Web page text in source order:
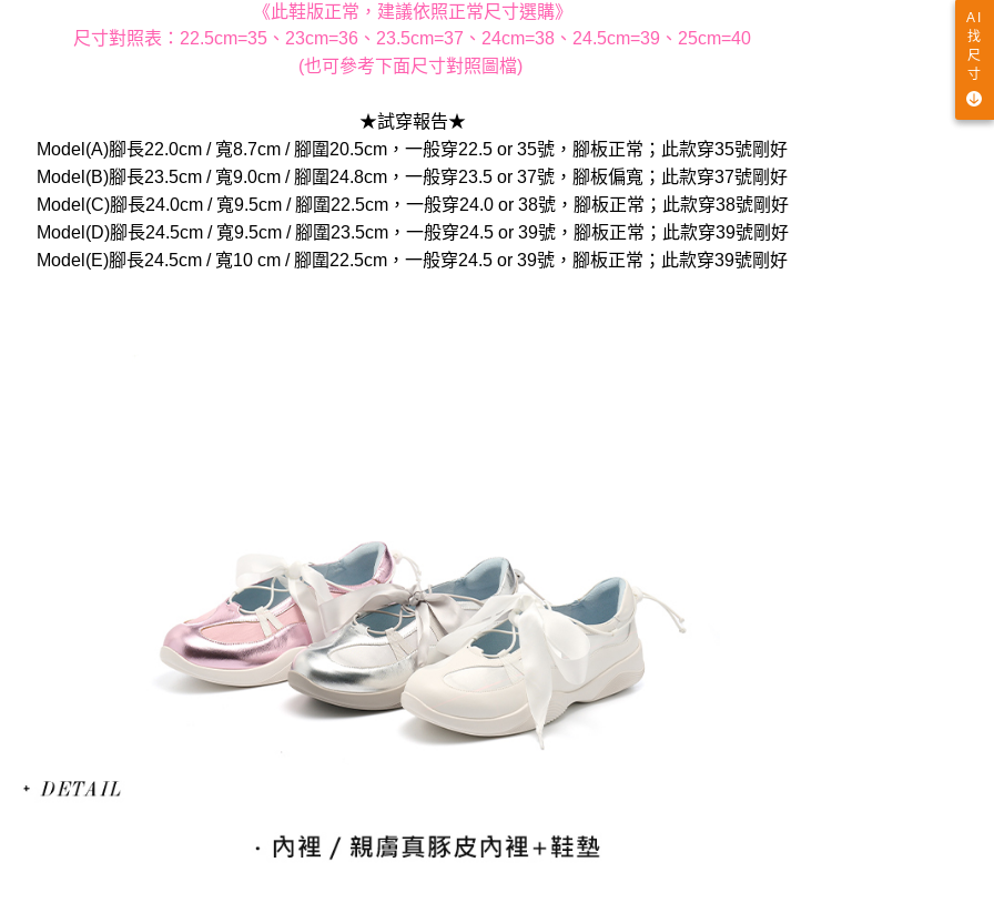
《此鞋版正常，建議依照正常尺寸選購》
尺寸對照表：22.5cm=35、23cm=36、23.5cm=37、24cm=38、24.5cm=39、25cm=40
(也可參考下面尺寸對照圖檔)
★試穿報告★
Model(A)腳長22.0cm / 寬8.7cm / 腳圍20.5cm，一般穿22.5 or 35號，腳板正常；此款穿35號剛好
Model(B)腳長23.5cm / 寬9.0cm / 腳圍24.8cm，一般穿23.5 or 37號，腳板偏寬；此款穿37號剛好
Model(C)腳長24.0cm / 寬9.5cm / 腳圍22.5cm，一般穿24.0 or 38號，腳板正常；此款穿38號剛好
Model(D)腳長24.5cm / 寬9.5cm / 腳圍23.5cm，一般穿24.5 or 39號，腳板正常；此款穿39號剛好
Model(E)腳長24.5cm / 寬10 cm / 腳圍22.5cm，一般穿24.5 or 39號，腳板正常；此款穿39號剛好
AI
找
尺
寸